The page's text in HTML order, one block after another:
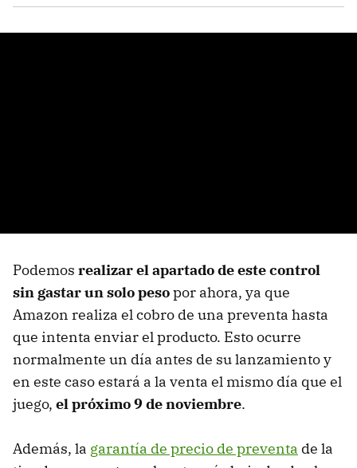
Podemos realizar el apartado de este control
sin gastar un solo pesopor ahora, ya que
Amazon realiza el cobro de una preventa hasta
que intenta enviar el producto. Esto ocurre
normalmente un día antes de su lanzamiento y
en este caso estará a la venta el mismo día que el
juego, el próximo 9 de noviembre.
Además, la garantía de precio de preventa de la